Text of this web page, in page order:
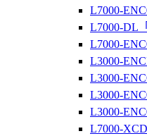
L7000-
L7000-DL
L7000-
L3000-
L3000-
L3000-
L3000-
L7000-